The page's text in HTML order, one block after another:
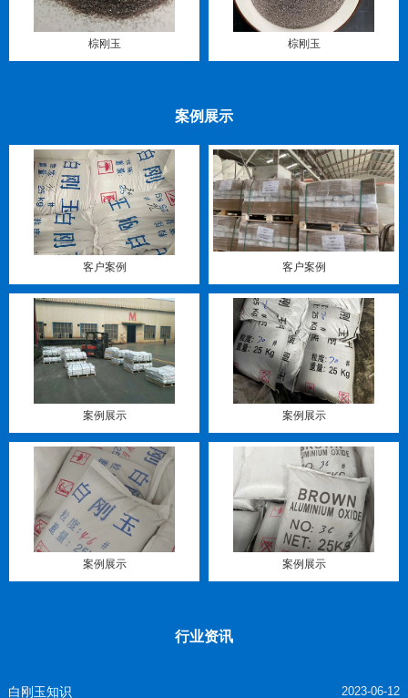
棕刚玉 棕刚玉
案例展示
客户案例 客户案例
案例展示 案例展示
案例展示 案例展示
行业资讯
2023-06-12
白刚玉知识